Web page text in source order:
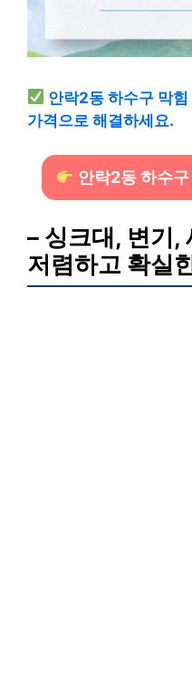
안락2동 하수구 막
가격으로 해결하세요.
안락2동 하수구
– 싱크대, 변기,
저렴하고 확실